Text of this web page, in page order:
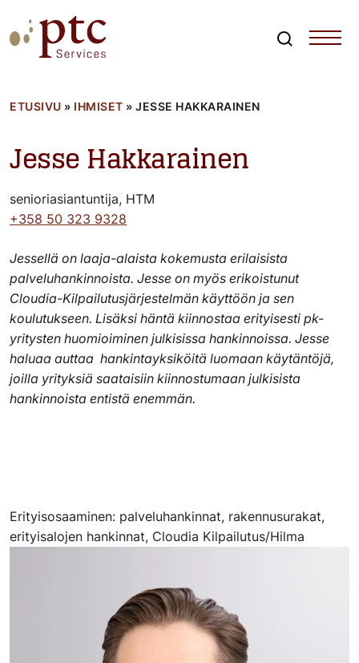
to
content
ETUSIVU » IHMISET » JESSE HAKKARAINEN
Jesse Hakkarainen
senioriasiantuntija, HTM
+358 50 323 9328
Jessellä on laaja-alaista kokemusta erilaisista
palveluhankinnoista. Jesse on myös erikoistunut
Cloudia-Kilpailutusjärjestelmän käyttöön ja sen
koulutukseen. Lisäksi häntä kiinnostaa erityisesti pk-
yritysten huomioiminen julkisissa hankinnoissa. Jesse
haluaa auttaa hankintayksiköitä luomaan käytäntöjä,
joilla yrityksiä saataisiin kiinnostumaan julkisista
hankinnoista entistä enemmän.
Erityisosaaminen: palveluhankinnat, rakennusurakat,
erityisalojen hankinnat, Cloudia Kilpailutus/Hilma